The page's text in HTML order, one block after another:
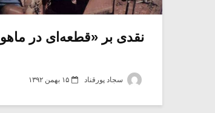
نقدی بر «قطعه‌ای در
سجاد پورقناد ۱۵ بهمن ۱۳۹۲